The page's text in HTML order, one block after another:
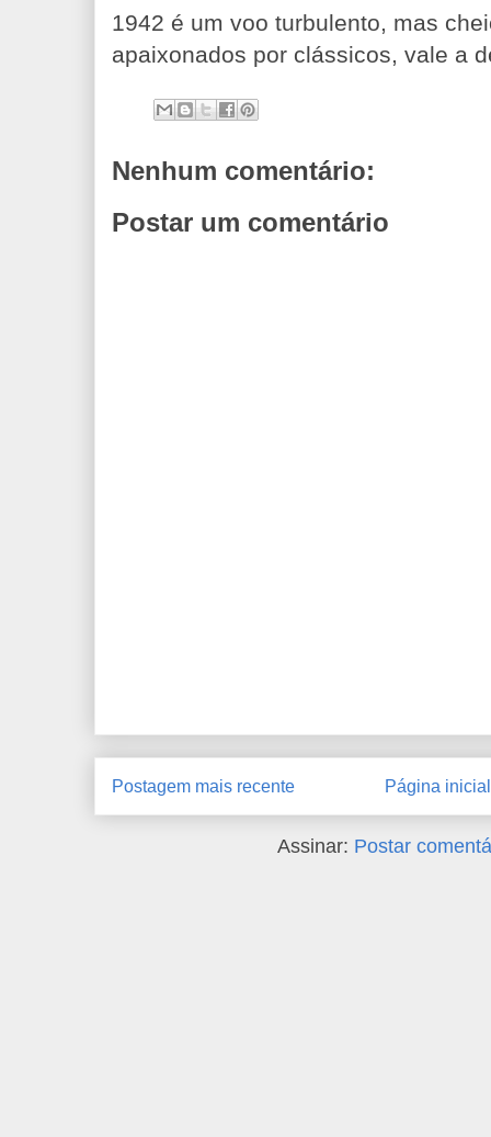
1942 é um voo turbulento, mas
apaixonados por clássicos, vale a
Nenhum comentário:
Postar um comentário
Postagem mais recente Página inicial
Assinar: Postar